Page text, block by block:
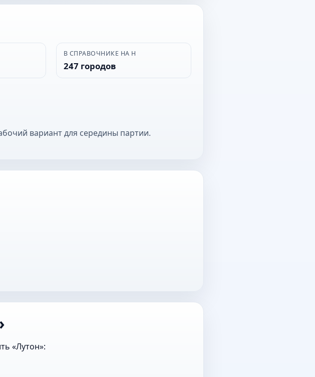
В СПРАВОЧНИКЕ НА Н
247 городов
вариант для середины партии.
«Лутон»: